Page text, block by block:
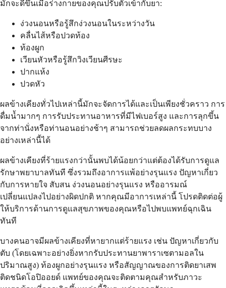
มักจะดีขึ้นเมื่อร่างกายของคุณปรับตัวเข้ากับยา:
ง่วงนอนหรือรู้สึกง่วงนอนในระหว่างวัน
คลื่นไส้หรือปวดท้อง
ท้องผูก
เวียนหัวหรือรู้สึกวิงเวียนศีรษะ
ปากแห้ง
ปวดหัว
ผลข้างเคียงทั่วไปเหล่านี้มักจะจัดการได้และเป็นเพียงชั่วคราว การ
ดื่มน้ำมากๆ การรับประทานอาหารที่มีไฟเบอร์สูง และการลุกขึ้น
จากท่านั่งหรือท่านอนอย่างช้าๆ สามารถช่วยลดผลกระทบบาง
อย่างเหล่านี้ได้
ผลข้างเคียงที่ร้ายแรงกว่านั้นพบได้น้อยกว่าแต่ต้องได้รับการดูแล
รักษาพยาบาลทันที ซึ่งรวมถึงอาการแพ้อย่างรุนแรง ปัญหาเกี่ยว
กับการหายใจ สับสน ง่วงนอนอย่างรุนแรง หรืออารมณ์
เปลี่ยนแปลงไปอย่างผิดปกติ หากคุณมีอาการเหล่านี้ โปรดติดต่อผู้
ให้บริการด้านการดูแลสุขภาพของคุณหรือไปพบแพทย์ฉุกเฉิน
ทันที
บางคนอาจมีผลข้างเคียงที่หายากแต่ร้ายแรง เช่น ปัญหาเกี่ยวกับ
ตับ (โดยเฉพาะอย่างยิ่งหากรับประทานยาพาราเซตามอลใน
ปริมาณสูง) ท้องผูกอย่างรุนแรง หรือสัญญาณของการติดยาเสพ
ติดชนิดโอปิออยด์ แพทย์ของคุณจะติดตามคุณสำหรับภาวะ